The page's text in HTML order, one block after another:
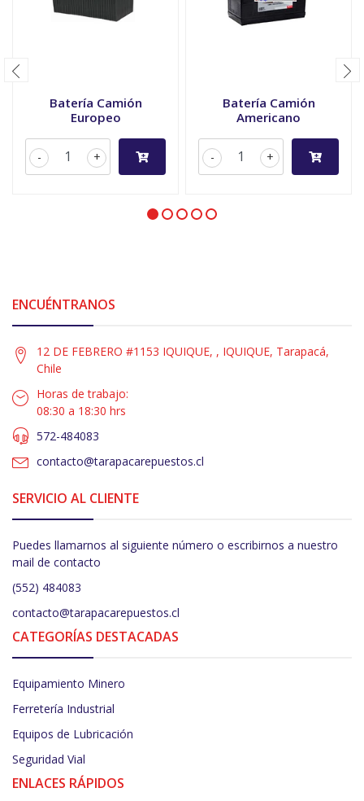
Batería Camión
Europeo
+
-
Batería Camión
Americano
+
-
ENCUÉNTRANOS
12 DE FEBRERO #1153 IQUIQUE, , IQUIQUE, Tarapacá,
Chile
Horas de trabajo:
08:30 a 18:30 hrs
572-484083
contacto@tarapacarepuestos.cl
SERVICIO AL CLIENTE
Puedes llamarnos al siguiente número o escribirnos a nuestro
mail de contacto
(552) 484083
contacto@tarapacarepuestos.cl
CATEGORÍAS DESTACADAS
Equipamiento Minero
Ferretería Industrial
Equipos de Lubricación
Seguridad Vial
ENLACES RÁPIDOS